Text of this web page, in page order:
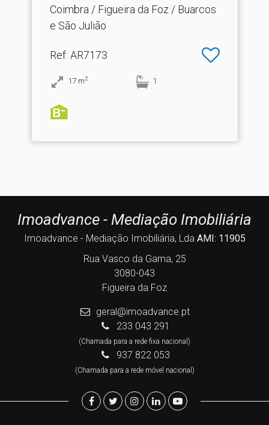
Coimbra / Figueira da Foz / Buarcos
e São Julião
Ref: AR7173
17 m2 1
Imoadvance - Mediação Imobiliária
Imoadvance - Mediação Imobiliária, Lda AMI: 11905
Rua Vasco da Gama, 25
3080-043
Figueira da Foz
geral@imoadvance.pt
233 043 291
(Chamada para a rede fixa nacional)
937 822 053
(Chamada para a rede móvel nacional)